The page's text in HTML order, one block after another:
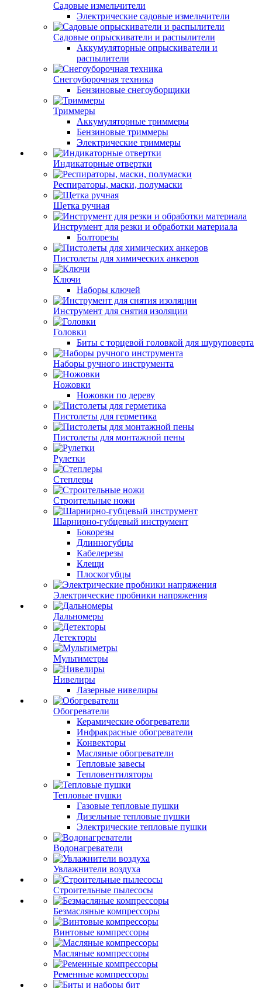
Садовые измельчители
Электрические садовые измельчители
Садовые опрыскиватели и распылители
Аккумуляторные опрыскиватели и
распылители
Снегоуборочная техника
Бензиновые снегоуборщики
Триммеры
Аккумуляторные триммеры
Бензиновые триммеры
Электрические триммеры
Индикаторные отвертки
Респираторы, маски, полумаски
Щетка ручная
Инструмент для резки и обработки материала
Болторезы
Пистолеты для химических анкеров
Ключи
Наборы ключей
Инструмент для снятия изоляции
Головки
Биты с торцевой головкой для шуруповерта
Наборы ручного инструмента
Ножовки
Ножовки по дереву
Пистолеты для герметика
Пистолеты для монтажной пены
Рулетки
Степлеры
Строительные ножи
Шарнирно-губцевый инструмент
Бокорезы
Длинногубцы
Кабелерезы
Клещи
Плоскогубцы
Электрические пробники напряжения
Дальномеры
Детекторы
Мультиметры
Нивелиры
Лазерные нивелиры
Обогреватели
Керамические обогреватели
Инфракрасные обогреватели
Конвекторы
Масляные обогреватели
Тепловые завесы
Тепловентиляторы
Тепловые пушки
Газовые тепловые пушки
Дизельные тепловые пушки
Электрические тепловые пушки
Водонагреватели
Увлажнители воздуха
Строительные пылесосы
Безмасляные компрессоры
Винтовые компрессоры
Масляные компрессоры
Ременные компрессоры